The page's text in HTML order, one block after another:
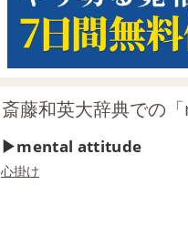
斎藤和英大辞典での
mental attitude
心掛け